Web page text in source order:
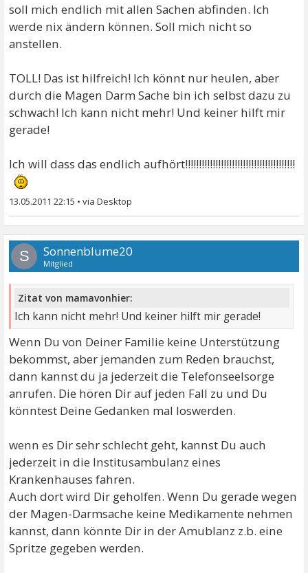
soll mich endlich mit allen Sachen abfinden. Ich
werde nix ändern können. Soll mich nicht so
anstellen.
TOLL! Das ist hilfreich! Ich könnt nur heulen, aber
durch die Magen Darm Sache bin ich selbst dazu zu
schwach! Ich kann nicht mehr! Und keiner hilft mir
gerade!
Ich will dass das endlich aufhört!!!!!!!!!!!!!!!!!!!!!!!!!!!!!!!!!!!!!!!!
13.05.2011 22:15 •
S Sonnenblume20
Mitglied
Zitat von mamavonhier:
Ich kann nicht mehr! Und keiner hilft mir gerade!
Wenn Du von Deiner Familie keine Unterstützung
bekommst, aber jemanden zum Reden brauchst,
dann kannst du ja jederzeit die Telefonseelsorge
anrufen. Die hören Dir auf jeden Fall zu und Du
könntest Deine Gedanken mal loswerden.
wenn es Dir sehr schlecht geht, kannst Du auch
jederzeit in die Institusambulanz eines
Krankenhauses fahren.
Auch dort wird Dir geholfen. Wenn Du gerade wegen
der Magen-Darmsache keine Medikamente nehmen
kannst, dann könnte Dir in der Amublanz z.b. eine
Spritze gegeben werden.